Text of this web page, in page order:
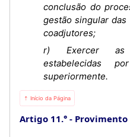
conclusão do
gestão singular das
coadjutores;
r) Exercer as
estabelecidas
superiormente.
⇡ Início da Página
Artigo 11.° Provimento